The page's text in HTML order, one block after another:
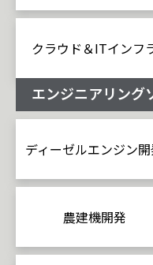
クラウド＆ITインフ
エンジニアリング
ディーゼルエンジン
農建機開発